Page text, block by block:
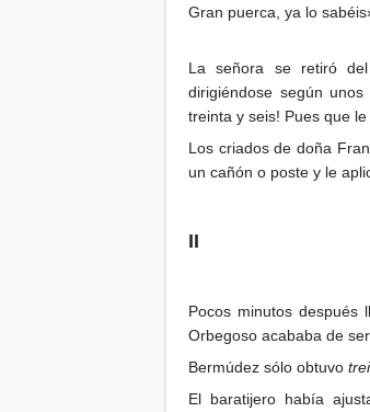
Gran puerca, ya lo
La señora se retiró
dirigiéndose según
treinta y seis! Pues que
Los criados de doña
un cañón o poste y le
II
Pocos minutos
Orbegoso acababa de
Bermúdez sólo obtuvo
El baratijero había